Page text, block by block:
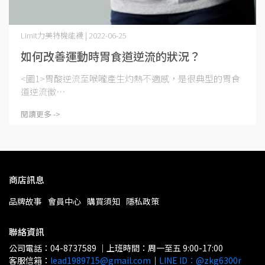
如何改善運動時胃食道逆流的狀況？
Limit力美特機能襪 | 2022-06-25
<圖1>胃酸逆流至喉嚨產生灼熱不適感，是很典型的胃食
道逆流徵⋯
閱讀更多 ->
商店訊息
品牌故事 會員中心 購買須知 隱私政策
聯絡資訊
公司電話：04-8737589 ｜上班時間：周一至五 9:00-17:00
客服信箱： lead1989715@gmail.com ｜ LINE ID：@zkg6300r